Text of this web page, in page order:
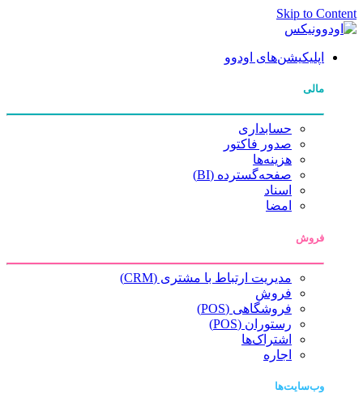
Skip to Content
اپلیکیشن‌های اودوو
مالی
حسابداری
صدور فاکتور
هزینه‌ها
صفحه‌گسترده (BI)
اسناد
امضا
فروش
مدیریت ارتباط با مشتری (CRM)
فروش
فروشگاهی (POS)
رستوران (POS)
اشتراک‌ها
اجاره
وب‌سایت‌ها